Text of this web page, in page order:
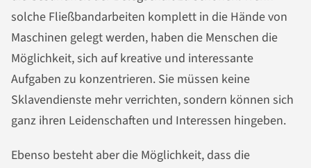
solche Fließbandarbeiten komplett in die Hände von
Maschinen gelegt werden, haben die Menschen die
Möglichkeit, sich auf kreative und interessante
Aufgaben zu konzentrieren. Sie müssen keine
Sklavendienste mehr verrichten, sondern können sich
ganz ihren Leidenschaften und Interessen hingeben.
Ebenso besteht aber die Möglichkeit, dass die